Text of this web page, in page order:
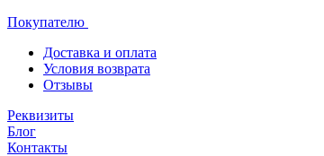
Покупателю
Доставка и оплата
Условия возврата
Отзывы
Реквизиты
Блог
Контакты